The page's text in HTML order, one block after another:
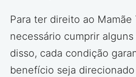
Para ter direito ao Mamãe
necessário cumprir
disso, cada condição
benefício seja